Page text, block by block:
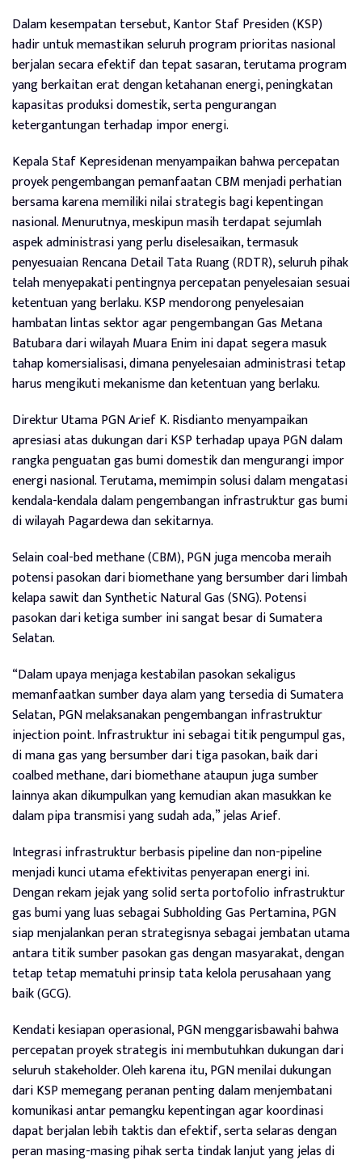
Dalam kesempatan tersebut, Kantor Staf Presiden (KSP)
hadir untuk memastikan seluruh program prioritas nasional
berjalan secara efektif dan tepat sasaran, terutama program
yang berkaitan erat dengan ketahanan energi, peningkatan
kapasitas produksi domestik, serta pengurangan
ketergantungan terhadap impor energi.
Kepala Staf Kepresidenan menyampaikan bahwa percepatan
proyek pengembangan pemanfaatan CBM menjadi perhatian
bersama karena memiliki nilai strategis bagi kepentingan
nasional. Menurutnya, meskipun masih terdapat sejumlah
aspek administrasi yang perlu diselesaikan, termasuk
penyesuaian Rencana Detail Tata Ruang (RDTR), seluruh pihak
telah menyepakati pentingnya percepatan penyelesaian sesuai
ketentuan yang berlaku. KSP mendorong penyelesaian
hambatan lintas sektor agar pengembangan Gas Metana
Batubara dari wilayah Muara Enim ini dapat segera masuk
tahap komersialisasi, dimana penyelesaian administrasi tetap
harus mengikuti mekanisme dan ketentuan yang berlaku.
Direktur Utama PGN Arief K. Risdianto menyampaikan
apresiasi atas dukungan dari KSP terhadap upaya PGN dalam
rangka penguatan gas bumi domestik dan mengurangi impor
energi nasional. Terutama, memimpin solusi dalam mengatasi
kendala-kendala dalam pengembangan infrastruktur gas bumi
di wilayah Pagardewa dan sekitarnya.
Selain coal-bed methane (CBM), PGN juga mencoba meraih
potensi pasokan dari biomethane yang bersumber dari limbah
kelapa sawit dan Synthetic Natural Gas (SNG). Potensi
pasokan dari ketiga sumber ini sangat besar di Sumatera
Selatan.
“Dalam upaya menjaga kestabilan pasokan sekaligus
memanfaatkan sumber daya alam yang tersedia di Sumatera
Selatan, PGN melaksanakan pengembangan infrastruktur
injection point. Infrastruktur ini sebagai titik pengumpul gas,
di mana gas yang bersumber dari tiga pasokan, baik dari
coalbed methane, dari biomethane ataupun juga sumber
lainnya akan dikumpulkan yang kemudian akan masukkan ke
dalam pipa transmisi yang sudah ada,” jelas Arief.
Integrasi infrastruktur berbasis pipeline dan non-pipeline
menjadi kunci utama efektivitas penyerapan energi ini.
Dengan rekam jejak yang solid serta portofolio infrastruktur
gas bumi yang luas sebagai Subholding Gas Pertamina, PGN
siap menjalankan peran strategisnya sebagai jembatan utama
antara titik sumber pasokan gas dengan masyarakat, dengan
tetap tetap mematuhi prinsip tata kelola perusahaan yang
baik (GCG).
Kendati kesiapan operasional, PGN menggarisbawahi bahwa
percepatan proyek strategis ini membutuhkan dukungan dari
seluruh stakeholder. Oleh karena itu, PGN menilai dukungan
dari KSP memegang peranan penting dalam menjembatani
komunikasi antar pemangku kepentingan agar koordinasi
dapat berjalan lebih taktis dan efektif, serta selaras dengan
peran masing-masing pihak serta tindak lanjut yang jelas di